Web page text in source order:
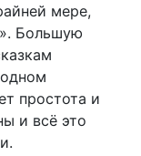
мере,
Большую
простота и
и всё это